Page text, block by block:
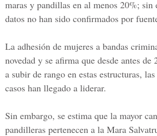
maras y pandillas en al menos 20%; sin
datos no han sido confirmados por
La adhesión de mujeres a bandas
novedad y se afirma que desde antes de
a subir de rango en estas estructuras,
casos han llegado a liderar.
Sin embargo, se estima que la mayor
pandilleras pertenecen a la Mara